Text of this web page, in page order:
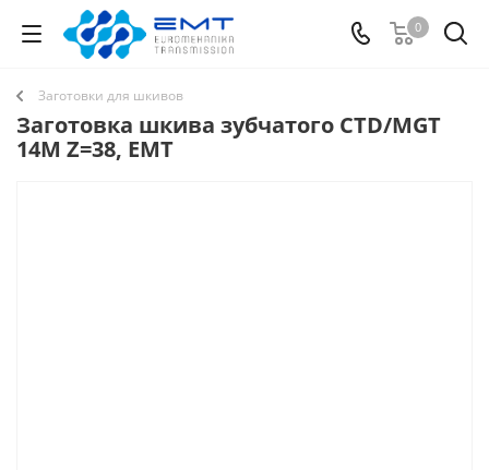
0
Заготовки для шкивов
Заготовка шкива зубчатого CTD/MGT
14M Z=38, EMT